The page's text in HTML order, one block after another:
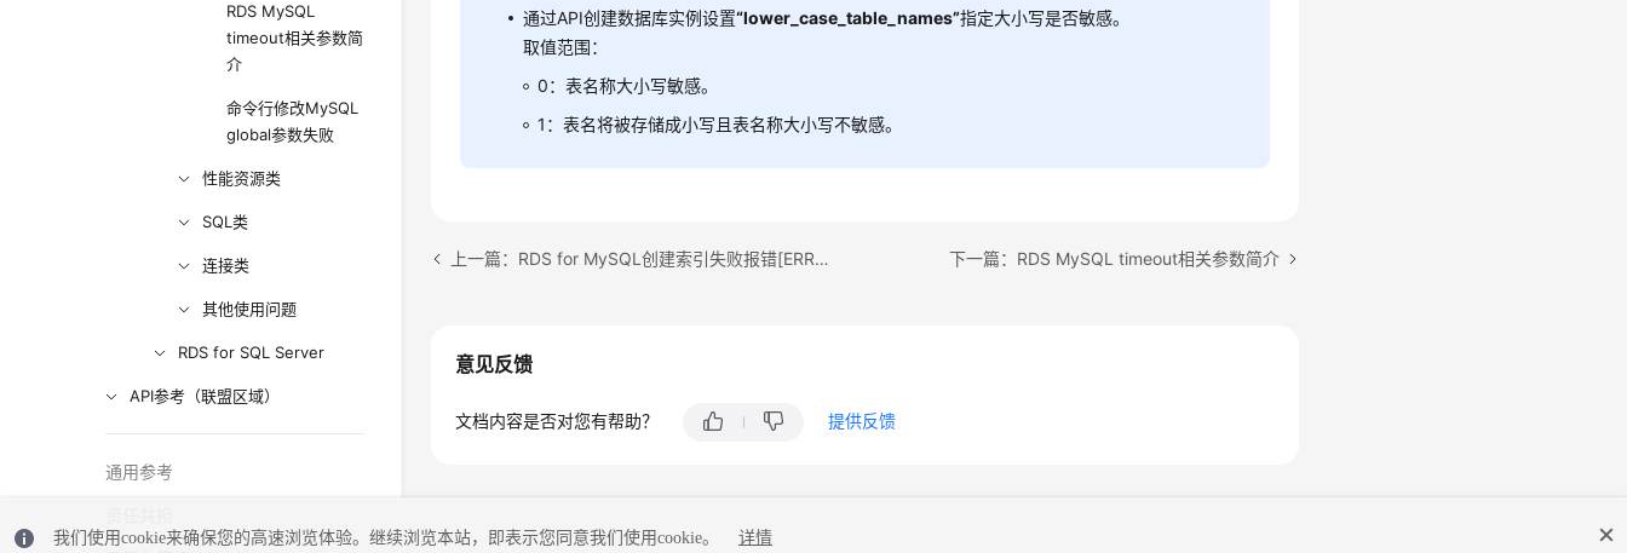
RDS MySQL
timeout相关参数简
介
命令行修改MySQL
global参数失败
性能资源类
SQL类
连接类
其他使用问题
RDS for SQL Server
API参考（联盟区域）
通用参考
通过API创建数据库实例设置“lower_case_table_names”指定大小写是否敏感。
取值范围：
0：表名称大小写敏感。
1：表名将被存储成小写且表名称大小写不敏感。
上一篇：RDS for MySQL创建索引失败报错[ERROR] 1071的解决方案 下一篇：RDS MySQL timeout相关参数简介
意见反馈
文档内容是否对您有帮助？ 提供反馈
我们使用cookie来确保您的高速浏览体验。继续浏览本站，即表示您同意我们使用cookie。 详情